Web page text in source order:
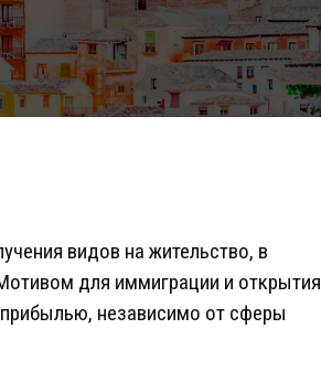
видов на жительство, в
для иммиграции и открытия
независимо от сферы